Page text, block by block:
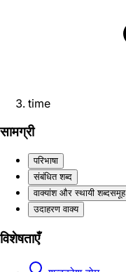
time
सामग्री
परिभाषा
संबंधित शब्द
वाक्यांश और स्थायी शब्दसमूह
उदाहरण वाक्य
विशेषताएँ